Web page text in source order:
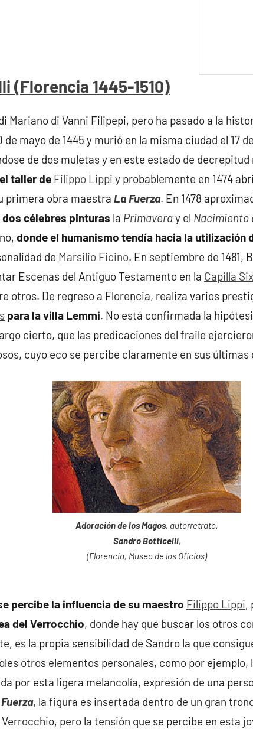
(Florencia 1445-1510)
Mariano di Vanni Filipepi, pero ha pasado a la
mayo de 1445 y murió en la misma ciudad el 17
de dos muletas y en este estado de
taller de Filippo Lippi y probablemente en 1474
primera obra maestra La Fuerza. En 1478
dos célebres pinturas la Primaveray el Nacimiento
donde el humanismo tendía hacia la utilización
de Marsilio Ficino. En septiembre de 1481,
Escenas del Antiguo Testamento en la Capilla
otros. De regreso a Florencia, realiza varios
para la villa Lemmi. No está confirmada la
cierto, que las predicaciones del fraile
cuyo eco se percibe claramente en sus últimas
Adoración de los Magos, autorretrato,
Sandro Botticelli,
(Florencia, Museo de los Oficios)
percibe la influencia de su maestro Filippo Lippi,
del Verrocchio, donde hay que buscar los otros
es la propia sensibilidad de Sandro la que
otros elementos personales, como por
por esta ligera melancolía, expresión de una
Fuerza, la figura es insertada dentro de un gran
pero la tensión que se percibe en esta